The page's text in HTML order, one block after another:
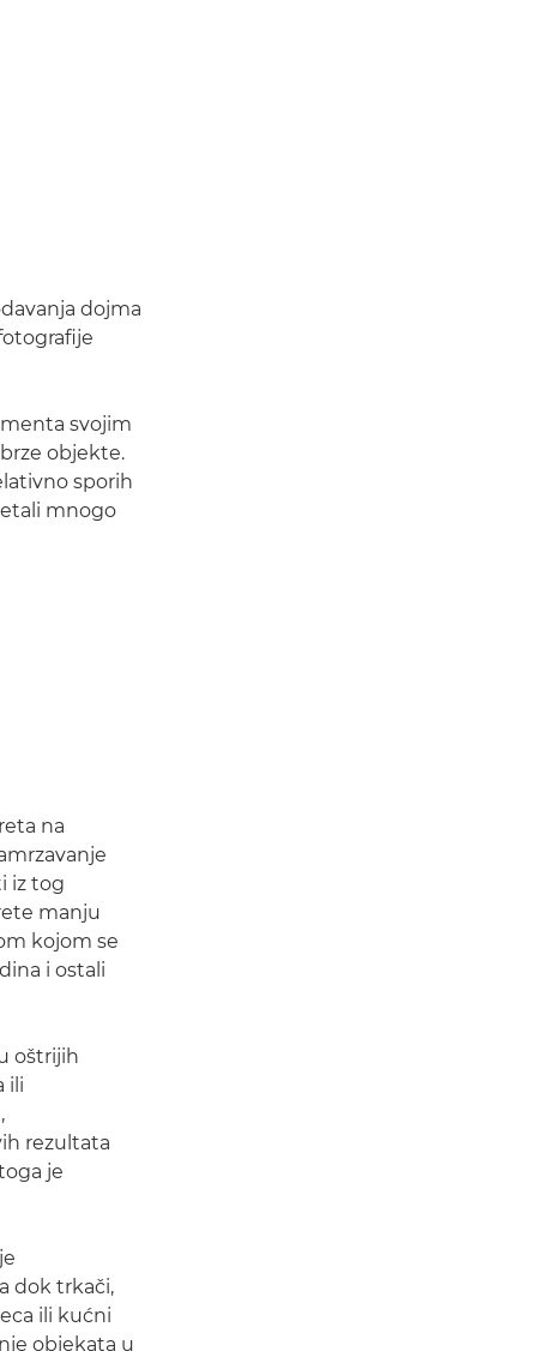
dojma
svojim
objekte.
sporih
mnogo
na
iz tog
manju
kojom se
i ostali
oštrijih
ili
rezultata
je
dok trkači,
ili kućni
objekata u